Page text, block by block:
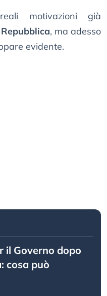
motivazioni già
Repubblica, ma adesso
evidente.
il Governo dopo
cosa può